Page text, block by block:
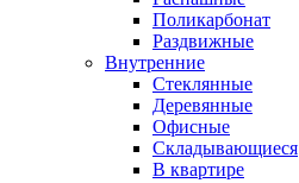
Поликарбонат
Раздвижные
Внутренние
Стеклянные
Деревянные
Офисные
Складывающиеся
В квартире